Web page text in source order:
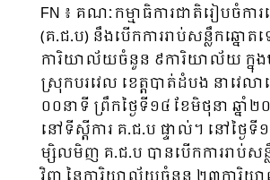
FN ៖ គណៈកម្មាធិការជាតិរៀបចំកា
(គ.ជ.ប) នឹងបើកការរាប់សន្លឹកឆ្នោត
ការិយាល័យចំនួន ៩ការិយាល័យ ក្នុ
ស្រុកបរវេល ខេត្តបាត់ដំបង នាវេល
០០នាទី ព្រឹកថ្ងៃទី១៤ ខែមិថុនា ឆ្នាំ២
នៅទីស្ដីការ គ.ជ.ប ផ្ទាល់។ នៅថ្ងៃទី
ម្សិលមិញ គ.ជ.ប បានបើកការរាប់ស